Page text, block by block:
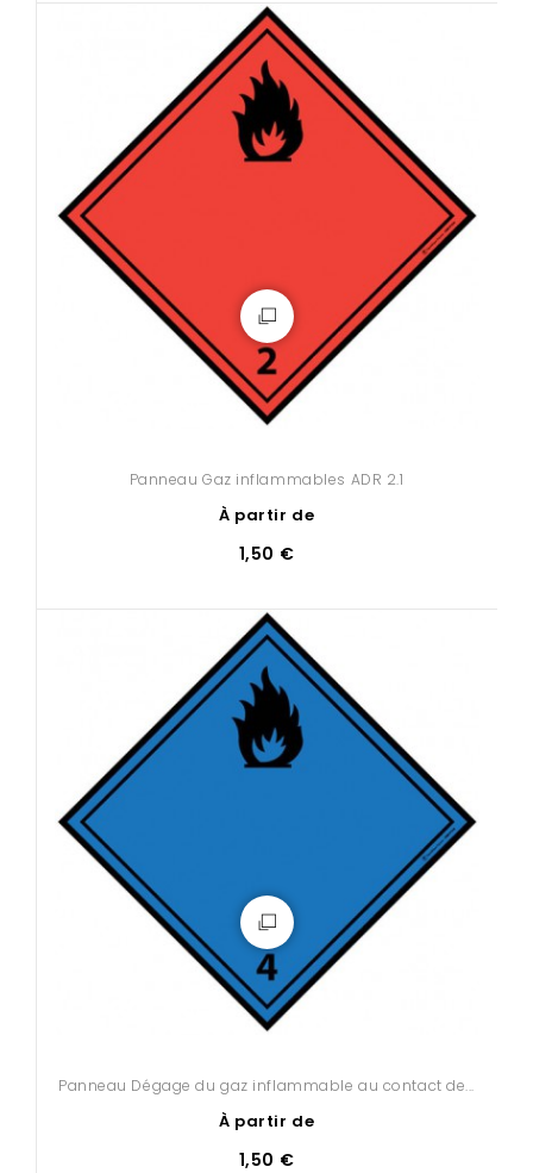
Panneau Gaz inflammables ADR 2.1
À partir de
1,50 €
Panneau Dégage du gaz inflammable au contact de...
À partir de
1,50 €